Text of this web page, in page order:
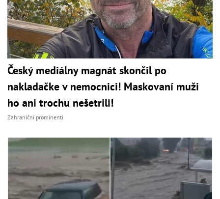
Český mediálny magnát skončil po
nakladačke v nemocnici! Maskovaní muži
ho ani trochu nešetrili!
Zahraniční prominenti